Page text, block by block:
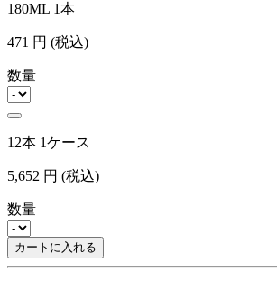
180ML 1本
471 円 (税込)
数量
12本 1ケース
5,652 円 (税込)
数量
カートに入れる